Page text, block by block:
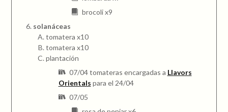
brocoli x9
solanáceas
tomatera x10
tomatera x10
plantación
07/04 tomateras encargadas a Llavors
Orientals para el 24/04
07/05